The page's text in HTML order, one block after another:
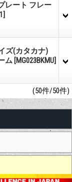
プレート フレー
ズ(カタカナ)
ム [MG023BKMU]
(50件/50件)